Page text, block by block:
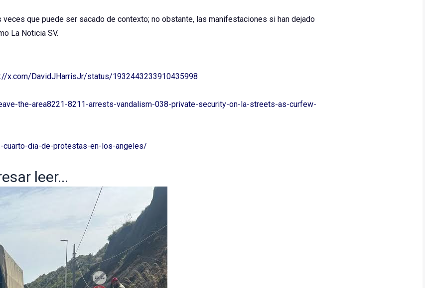
que puede ser sacado de contexto; no obstante, las manifestaciones si han dejado
La Noticia SV.
x.com/DavidJHarrisJr/status/1932443233910435998
the-area8221-8211-arrests-vandalism-038-private-security-on-la-streets-as-curfew-
dia-de-protestas-en-los-angeles/
leer...